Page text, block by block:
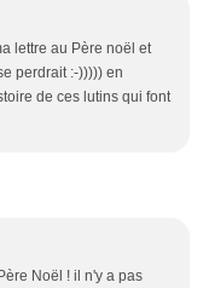
lettre au Père noël et
perdrait :-))))) en
de ces lutins qui font
Noël ! il n'y a pas